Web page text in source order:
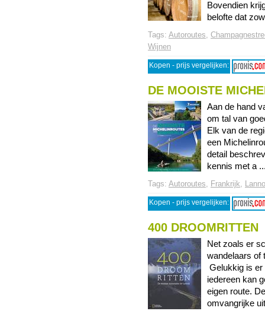
Bovendien
belofte dat
Tags: Autoroutes,
Wijnen
Kopen - prijs vergelijken:
DE MOOISTE
Aan de hand
om tal van
Elk van de
een
detail
kennis met a
Tags: Autoroutes, Frankrijk,
Kopen - prijs vergelijken:
400 DROOMRITTEN
Net zoals er
wandelaars of
Gelukkig is er
iedereen kan
eigen route.
omvangrijke